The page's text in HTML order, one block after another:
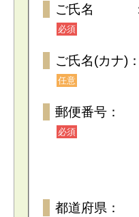
ご氏名
必須
ご氏名(カナ)：
任意
郵便番号：
必須
都道府県：